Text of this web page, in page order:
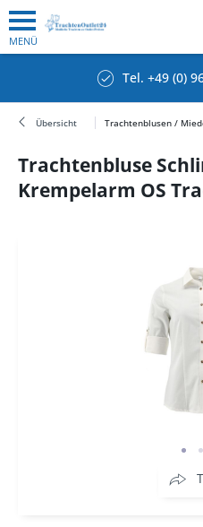
MENÜ
Tel. +49 (0)
Übersicht Trachtenblusen /
Trachtenbluse
Krempelarm OS